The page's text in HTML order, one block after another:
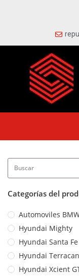
Categorías del
Automoviles
Hyundai Mighty
Hyundai Santa Fe
Hyundai
Hyundai Xcient